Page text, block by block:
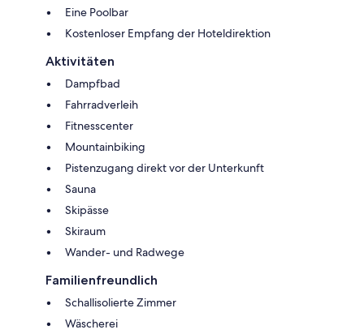
Eine Poolbar
Kostenloser Empfang der Hoteldirektion
Aktivitäten
Dampfbad
Fahrradverleih
Fitnesscenter
Mountainbiking
Pistenzugang direkt vor der Unterkunft
Sauna
Skipässe
Skiraum
Wander- und Radwege
Familienfreundlich
Schallisolierte Zimmer
Wäscherei